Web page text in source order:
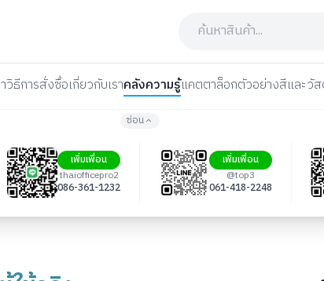
วิธีการสั่งซื้อเกี่ยวกับเราคลังความรู้แคตตาล็อกตัวอย่างสีและวั
ซ่อน
เพิ่มเพื่อน
thaiofficepro2
086-361-1232
เพิ่มเพื่อน
@top3
061-418-2248